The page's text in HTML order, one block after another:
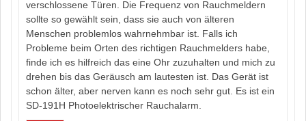
verschlossene Türen. Die Frequenz von Rauchmeldern
sollte so gewählt sein, dass sie auch von älteren
Menschen problemlos wahrnehmbar ist. Falls ich
Probleme beim Orten des richtigen Rauchmelders habe,
finde ich es hilfreich das eine Ohr zuzuhalten und mich zu
drehen bis das Geräusch am lautesten ist. Das Gerät ist
schon älter, aber nerven kann es noch sehr gut. Es ist ein
SD-191H Photoelektrischer Rauchalarm.